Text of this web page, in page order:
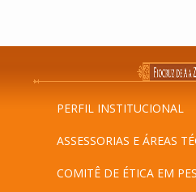
PERFIL INSTITUCIONAL
ASSESSORIAS E ÁREAS
COMITÊ DE ÉTICA EM